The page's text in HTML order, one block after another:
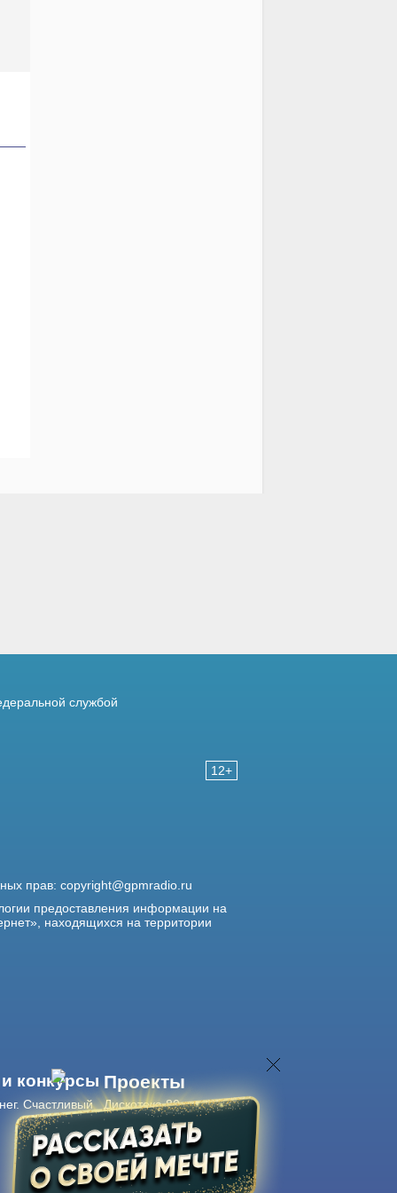
12+
службой
прав: copyright@gpmradio.ru
предоставления информации на
находящихся на территории
конкурсы
Счастливый
Проекты
Дискотека 80-х
Живые концерты
Журнал Авторадио
Авторадиов смартфоне